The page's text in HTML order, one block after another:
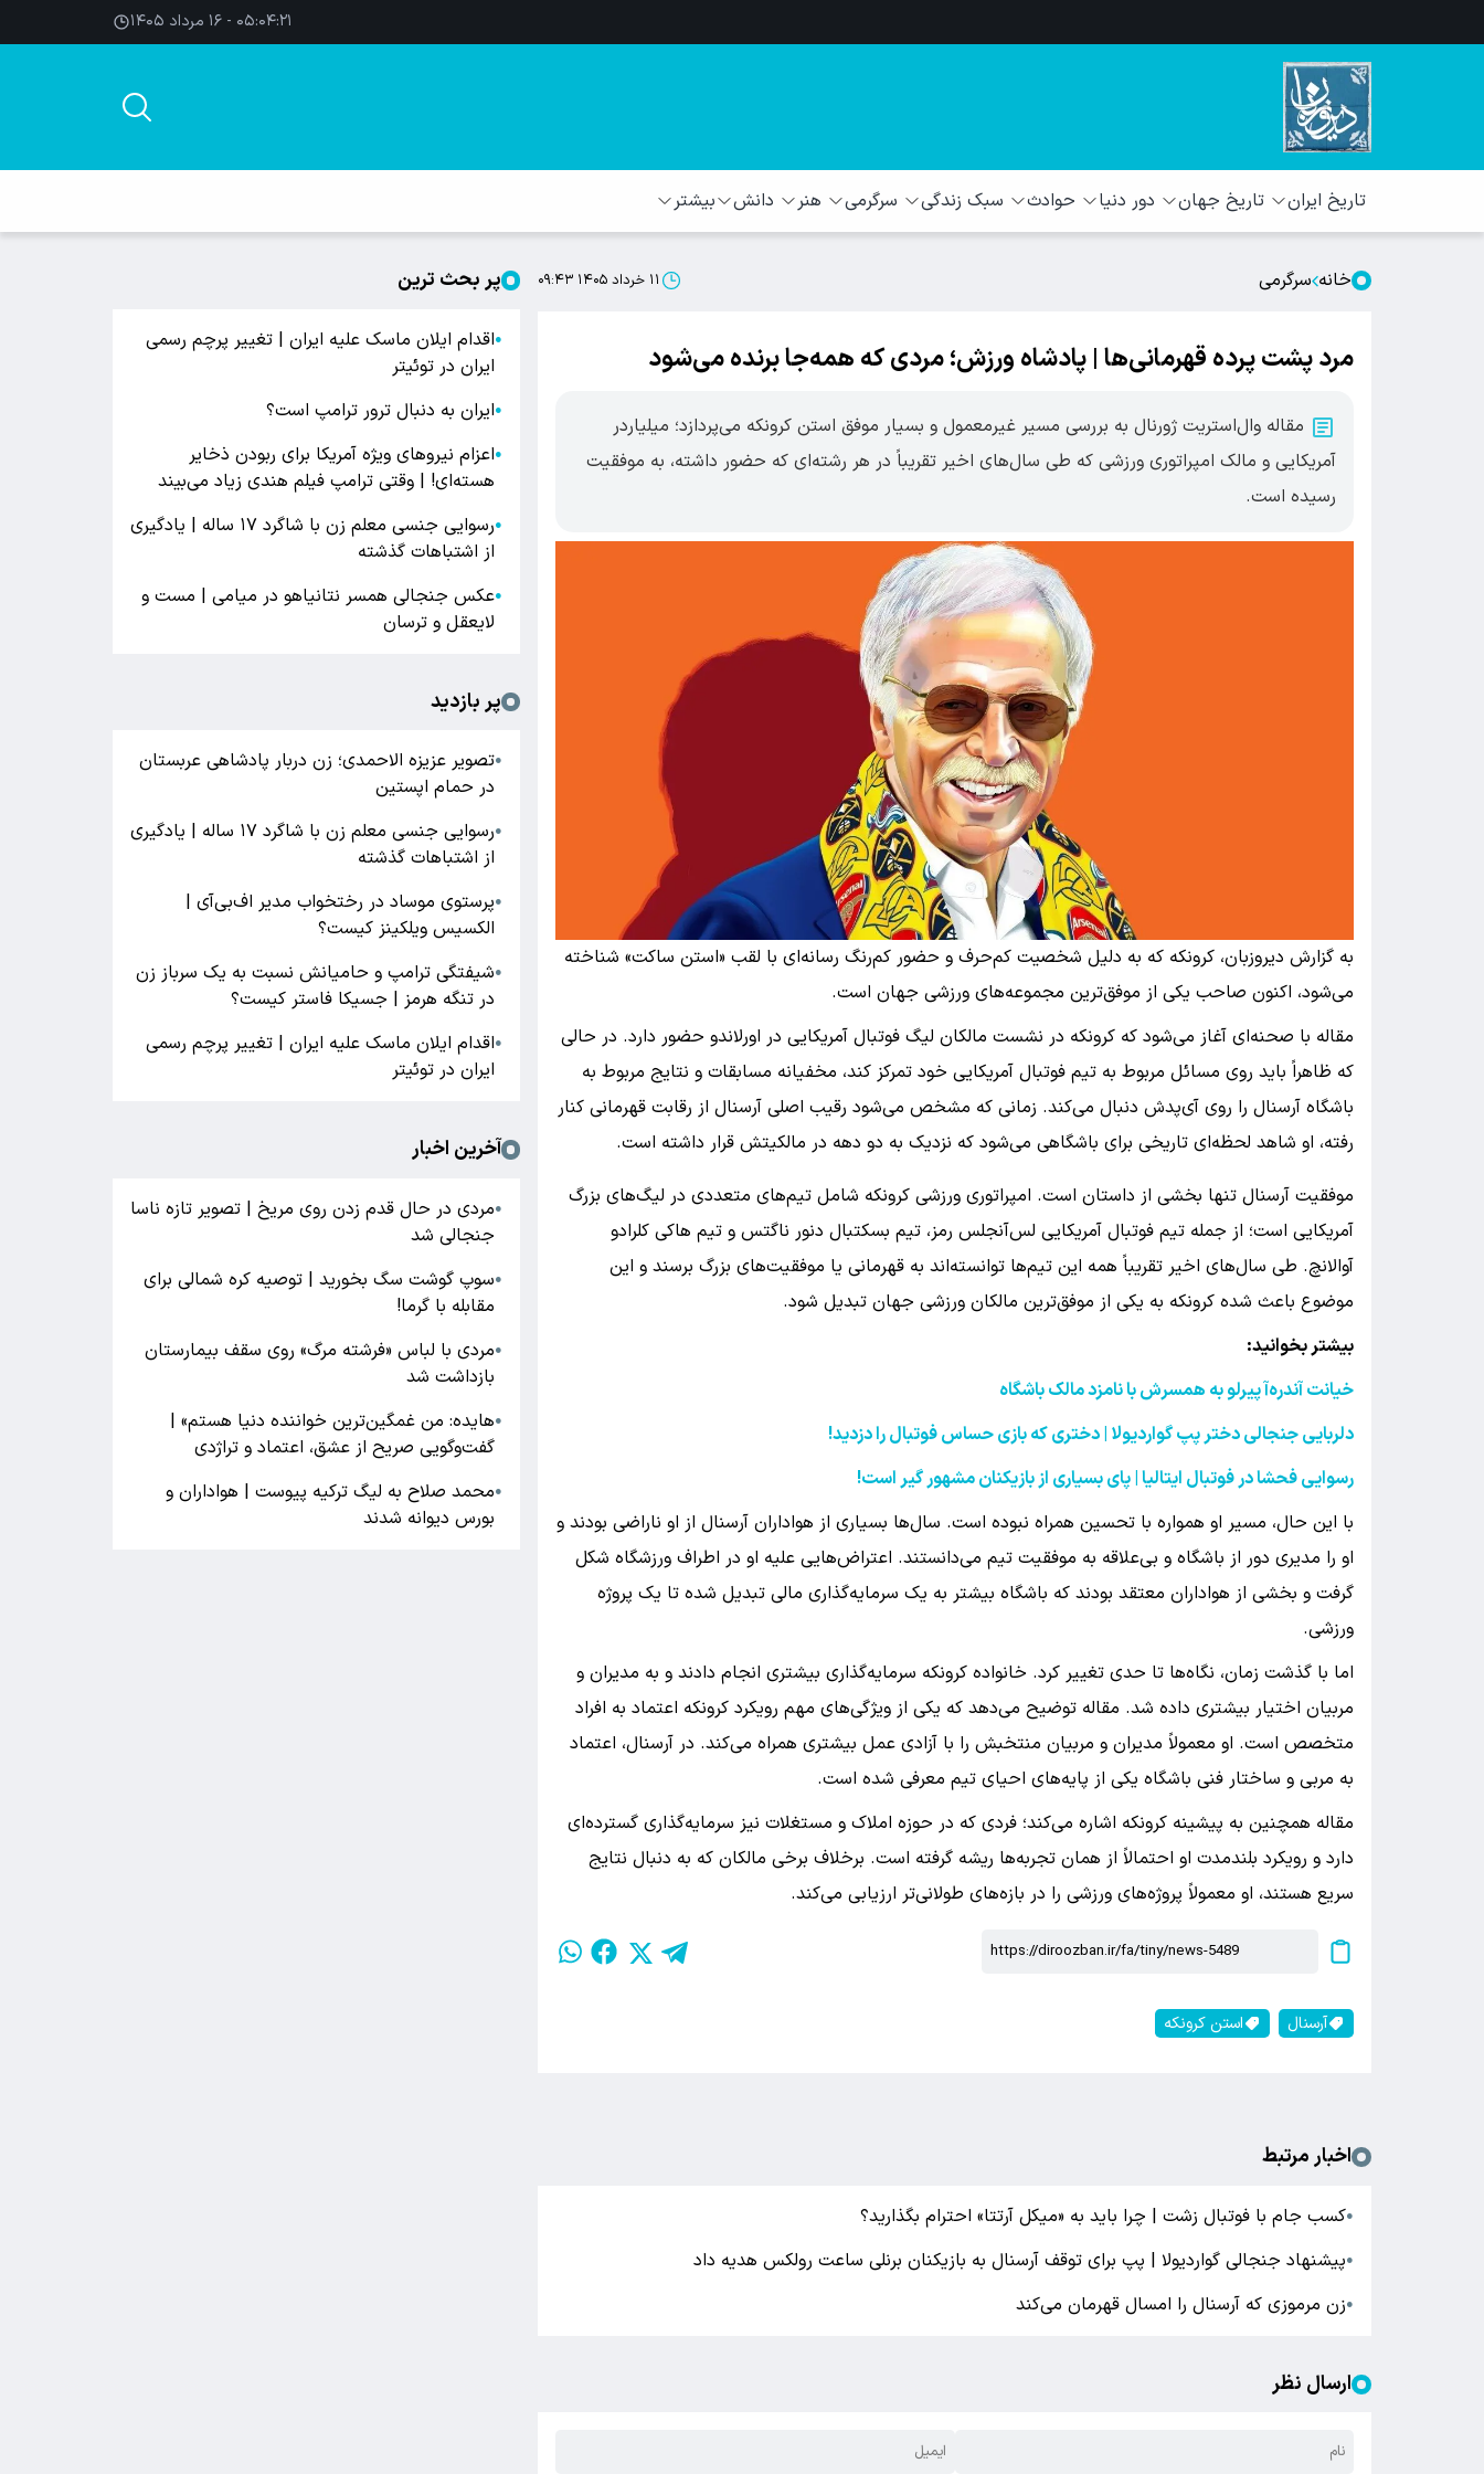
۰۵:۰۴:۲۱ - ۱۶ مرداد ۱۴۰۵
تاریخ ایران تاریخ جهان دور دنیا حوادث سبک زندگی سرگرمی هنر دانش بیشتر
خانه سرگرمی ۱۱ خرداد ۱۴۰۵ ۰۹:۴۳
مرد پشت پرده قهرمانی‌ها | پادشاه ورزش؛ مردی که همه‌جا برنده می‌شود
مقاله وال‌استریت ژورنال به بررسی مسیر غیرمعمول و بسیار موفق استن کرونکه می‌پردازد؛ میلیاردر
آمریکایی و مالک امپراتوری ورزشی که طی سال‌های اخیر تقریباً در هر رشته‌ای که حضور داشته، به موفقیت
رسیده است.
به گزارش دیروزبان، کرونکه که به دلیل شخصیت کم‌حرف و حضور کم‌رنگ رسانه‌ای با لقب «استن ساکت» شناخته
می‌شود، اکنون صاحب یکی از موفق‌ترین مجموعه‌های ورزشی جهان است.
مقاله با صحنه‌ای آغاز می‌شود که کرونکه در نشست مالکان لیگ فوتبال آمریکایی در اورلاندو حضور دارد. در حالی
که ظاهراً باید روی مسائل مربوط به تیم فوتبال آمریکایی خود تمرکز کند، مخفیانه مسابقات و نتایج مربوط به
باشگاه آرسنال را روی آی‌پدش دنبال می‌کند. زمانی که مشخص می‌شود رقیب اصلی آرسنال از رقابت قهرمانی کنار
رفته، او شاهد لحظه‌ای تاریخی برای باشگاهی می‌شود که نزدیک به دو دهه در مالکیتش قرار داشته است.
موفقیت آرسنال تنها بخشی از داستان است. امپراتوری ورزشی کرونکه شامل تیم‌های متعددی در لیگ‌های بزرگ
آمریکایی است؛ از جمله تیم فوتبال آمریکایی لس‌آنجلس رمز، تیم بسکتبال دنور ناگتس و تیم هاکی کلرادو
آوالانچ. طی سال‌های اخیر تقریباً همه این تیم‌ها توانسته‌اند به قهرمانی یا موفقیت‌های بزرگ برسند و این
موضوع باعث شده کرونکه به یکی از موفق‌ترین مالکان ورزشی جهان تبدیل شود.
بیشتر بخوانید:
خیانت آندره‌آ پیرلو به همسرش با نامزد مالک باشگاه
دلربایی جنجالی دختر پپ گواردیولا | دختری که بازی حساس فوتبال را دزدید!
رسوایی فحشا در فوتبال ایتالیا | پای بسیاری از بازیکنان مشهور گیر است!
با این حال، مسیر او همواره با تحسین همراه نبوده است. سال‌ها بسیاری از هواداران آرسنال از او ناراضی بودند و
او را مدیری دور از باشگاه و بی‌علاقه به موفقیت تیم می‌دانستند. اعتراض‌هایی علیه او در اطراف ورزشگاه شکل
گرفت و بخشی از هواداران معتقد بودند که باشگاه بیشتر به یک سرمایه‌گذاری مالی تبدیل شده تا یک پروژه
ورزشی.
اما با گذشت زمان، نگاه‌ها تا حدی تغییر کرد. خانواده کرونکه سرمایه‌گذاری بیشتری انجام دادند و به مدیران و
مربیان اختیار بیشتری داده شد. مقاله توضیح می‌دهد که یکی از ویژگی‌های مهم رویکرد کرونکه اعتماد به افراد
متخصص است. او معمولاً مدیران و مربیان منتخبش را با آزادی عمل بیشتری همراه می‌کند. در آرسنال، اعتماد
به مربی و ساختار فنی باشگاه یکی از پایه‌های احیای تیم معرفی شده است.
مقاله همچنین به پیشینه کرونکه اشاره می‌کند؛ فردی که در حوزه املاک و مستغلات نیز سرمایه‌گذاری گسترده‌ای
دارد و رویکرد بلندمدت او احتمالاً از همان تجربه‌ها ریشه گرفته است. برخلاف برخی مالکان که به دنبال نتایج
سریع هستند، او معمولاً پروژه‌های ورزشی را در بازه‌های طولانی‌تر ارزیابی می‌کند.
آرسنال استن کرونکه
اخبار مرتبط
●کسب جام با فوتبال زشت | چرا باید به «میکل آرتتا» احترام بگذارید؟
●پیشنهاد جنجالی گواردیولا | پپ برای توقف آرسنال به بازیکنان برنلی ساعت رولکس هدیه داد
●زن مرموزی که آرسنال را امسال قهرمان می‌کند
ارسال نظر
پر بحث ترین
●اقدام ایلان ماسک علیه ایران | تغییر پرچم رسمی
ایران در توئیتر
●ایران به دنبال ترور ترامپ است؟
●اعزام نیروهای ویژه آمریکا برای ربودن ذخایر
هسته‌ای! | وقتی ترامپ فیلم هندی زیاد می‌بیند
●
رسوایی جنسی معلم زن با شاگرد ۱۷ ساله | یادگیری
از اشتباهات گذشته
●عکس جنجالی همسر نتانیاهو در میامی | مست و
لایعقل و ترسان
پر بازدید
●تصویر عزیزه الاحمدی؛ زن دربار پادشاهی عربستان
در حمام اپستین
●
رسوایی جنسی معلم زن با شاگرد ۱۷ ساله | یادگیری
از اشتباهات گذشته
●پرستوی موساد در رختخواب مدیر اف‌بی‌آی |
الکسیس ویلکینز کیست؟
●شیفتگی ترامپ و حامیانش نسبت به یک سرباز زن
در تنگه هرمز | جسیکا فاستر کیست؟
●اقدام ایلان ماسک علیه ایران | تغییر پرچم رسمی
ایران در توئیتر
آخرین اخبار
●مردی در حال قدم زدن روی مریخ | تصویر تازه ناسا
جنجالی شد
●سوپ گوشت سگ بخورید | توصیه کره شمالی برای
مقابله با گرما!
●مردی با لباس «فرشته مرگ» روی سقف بیمارستان
بازداشت شد
●هایده: من غمگین‌ترین خواننده دنیا هستم» |
گفت‌وگویی صریح از عشق، اعتماد و تراژدی
●محمد صلاح به لیگ ترکیه پیوست | هواداران و
بورس دیوانه شدند